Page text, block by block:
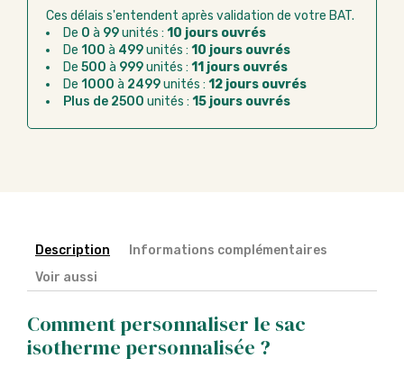
Virement bancaire :règlement sur facture
après la commande
Chorus Pro :règlement par mandat
administratif après la commande
Ces délais s'entendent après validation de votre BAT.
De 0 à 99unités : 10 jours ouvrés
De 100 à 499unités : 10 jours ouvrés
De 500 à 999unités : 11 jours ouvrés
De 1000 à 2499unités : 12 jours ouvrés
Plus de 2500 unités : 15 jours ouvrés
Description
Informations complémentaires
Voir aussi
Comment personnaliser le sac
isotherme personnalisée ?